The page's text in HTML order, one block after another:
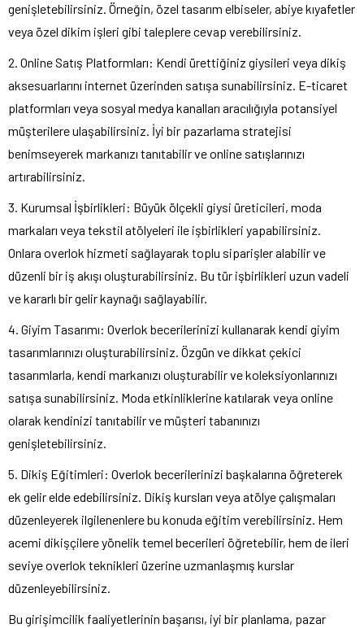
genişletebilirsiniz. Örneğin, özel tasarım elbiseler, abiye kıyafetler
veya özel dikim işleri gibi taleplere cevap verebilirsiniz.
2. Online Satış Platformları: Kendi ürettiğiniz giysileri veya dikiş
aksesuarlarını internet üzerinden satışa sunabilirsiniz. E-ticaret
platformları veya sosyal medya kanalları aracılığıyla potansiyel
müşterilere ulaşabilirsiniz. İyi bir pazarlama stratejisi
benimseyerek markanızı tanıtabilir ve online satışlarınızı
artırabilirsiniz.
3. Kurumsal İşbirlikleri: Büyük ölçekli giysi üreticileri, moda
markaları veya tekstil atölyeleri ile işbirlikleri yapabilirsiniz.
Onlara overlok hizmeti sağlayarak toplu siparişler alabilir ve
düzenli bir iş akışı oluşturabilirsiniz. Bu tür işbirlikleri uzun vadeli
ve kararlı bir gelir kaynağı sağlayabilir.
4. Giyim Tasarımı: Overlok becerilerinizi kullanarak kendi giyim
tasarımlarınızı oluşturabilirsiniz. Özgün ve dikkat çekici
tasarımlarla, kendi markanızı oluşturabilir ve koleksiyonlarınızı
satışa sunabilirsiniz. Moda etkinliklerine katılarak veya online
olarak kendinizi tanıtabilir ve müşteri tabanınızı
genişletebilirsiniz.
5. Dikiş Eğitimleri: Overlok becerilerinizi başkalarına öğreterek
ek gelir elde edebilirsiniz. Dikiş kursları veya atölye çalışmaları
düzenleyerek ilgilenenlere bu konuda eğitim verebilirsiniz. Hem
acemi dikişçilere yönelik temel becerileri öğretebilir, hem de ileri
seviye overlok teknikleri üzerine uzmanlaşmış kurslar
düzenleyebilirsiniz.
Bu girişimcilik faaliyetlerinin başarısı, iyi bir planlama, pazar